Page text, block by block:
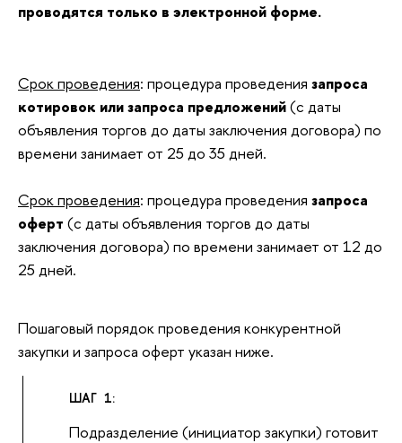
проводятся только в электронной форме.
Срок проведения: процедура проведения запроса
котировок или запроса предложений(с даты
объявления торгов до даты заключения договора) по
времени занимает от 25 до 35 дней.
Срок проведения: процедура проведения запроса
оферт (с даты объявления торгов до даты
заключения договора) по времени занимает от 12 до
25 дней.
Пошаговый порядок проведения конкурентной
закупки и запроса оферт указан ниже.
ШАГ 1:
Подразделение (инициатор закупки) готовит